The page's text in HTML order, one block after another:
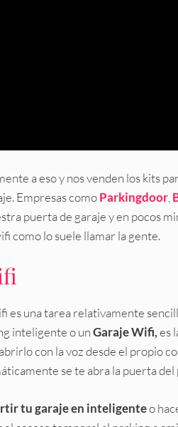
a eso y nos venden los kits
Empresas comoParkingdoor
puerta de garaje y en pocos
como lo suele llamar la gente.
una tarea relativamente
inteligente o unGaraje Wifi,es
con la voz desde el propio
se te abra la puerta del
tu garaje en inteligenteo